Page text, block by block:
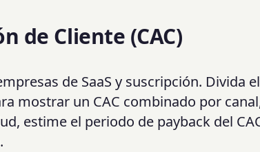
de Cliente (CAC)
de SaaS y suscripción. Divida
mostrar un CAC combinado por
estime el periodo de payback del